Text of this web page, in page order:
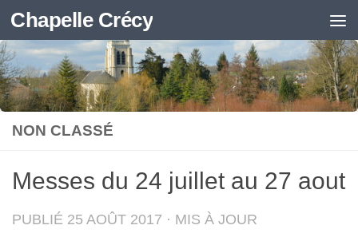
Skip to content
Chapelle Crécy
NON CLASSÉ
Messes du 24 juillet au 27 aout
PUBLIÉ 25 AOÛT 2017 · MIS À JOUR